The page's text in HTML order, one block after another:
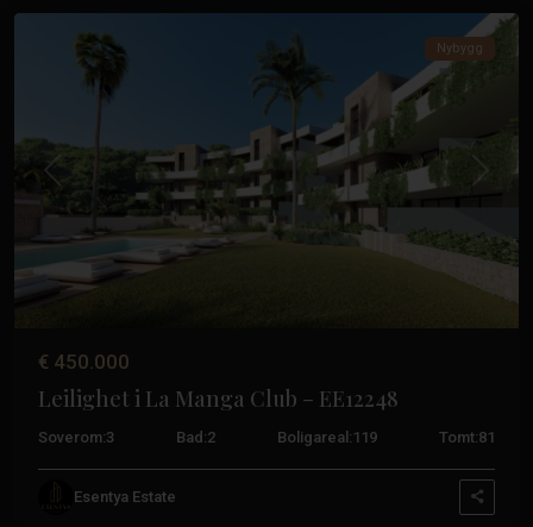
Tidligere Neste
Nybygg
€ 450.000
Leilighet i La Manga Club – EE12248
Soverom:3 Bad:2 Boligareal: 119 Tomt:81
Esentya Estate
Manga-